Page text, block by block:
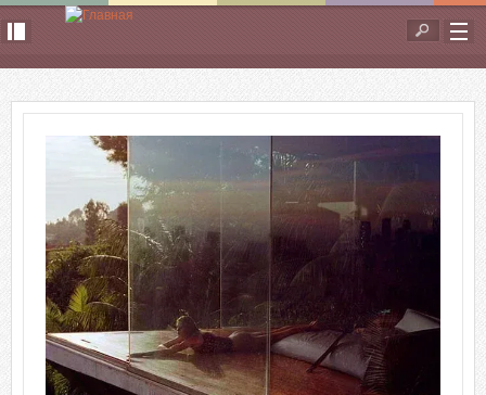
Перейти к основному содержанию
Форма
поиска